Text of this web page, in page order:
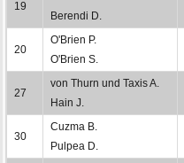
19
Berendi D.
20
O'Brien P.
O'Brien S.
27
von Thurn und Taxis A.
Hain J.
30
Cuzma B.
Pulpea D.